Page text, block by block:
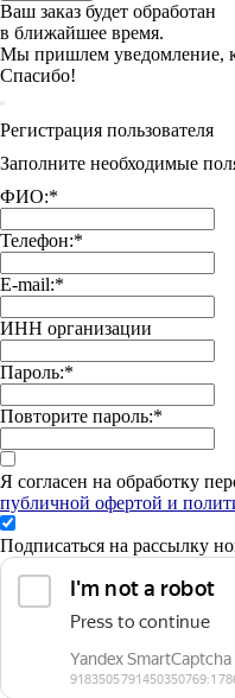
Ваш заказ будет обработан
в ближайшее время.
Мы пришлем уведомление,
Спасибо!
Регистрация пользователя
Заполните необходимые
ФИО:*
Телефон:*
E-mail:*
ИНН организации
Пароль:*
Повторите пароль:*
Я согласен на обработку
публичной офертой и
Подписаться на рассылку